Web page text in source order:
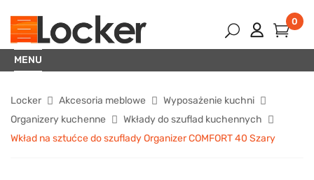
0
MENU
Locker Akcesoria meblowe
Wyposażenie kuchni
Organizery kuchenne
Wkłady do szuflad kuchennych
Wkład na sztućce do szuflady Organizer COMFORT 40 Szary